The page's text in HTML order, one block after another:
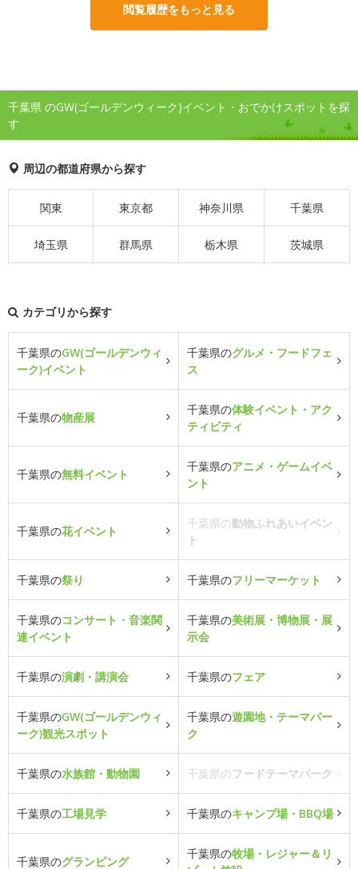
閲覧履歴をもっと見る
千葉県 のGW(ゴールデンウィーク)イベント・おでかけスポットを探
す
周辺の都道府県から探す
関東 東京都 神奈川県 千葉県
埼玉県 群馬県 栃木県 茨城県
カテゴリから探す
千葉県のGW(ゴールデンウィ
ーク)イベント
千葉県のグルメ・フードフェ
ス
千葉県の物産展
千葉県の体験イベント・アク
ティビティ
千葉県の無料イベント
千葉県のアニメ・ゲームイベ
ント
千葉県の花イベント
千葉県の動物ふれあいイベン
ト
千葉県の祭り 千葉県のフリーマーケット
千葉県のコンサート・音楽関
連イベント
千葉県の美術展・博物展・展
示会
千葉県の演劇・講演会 千葉県のフェア
千葉県のGW(ゴールデンウィ
ーク)観光スポット
千葉県の遊園地・テーマパー
ク
千葉県の水族館・動物園 千葉県のフードテーマパーク
千葉県の工場見学 千葉県のキャンプ場・BBQ場
千葉県のグランピング
千葉県の牧場・レジャー＆リ